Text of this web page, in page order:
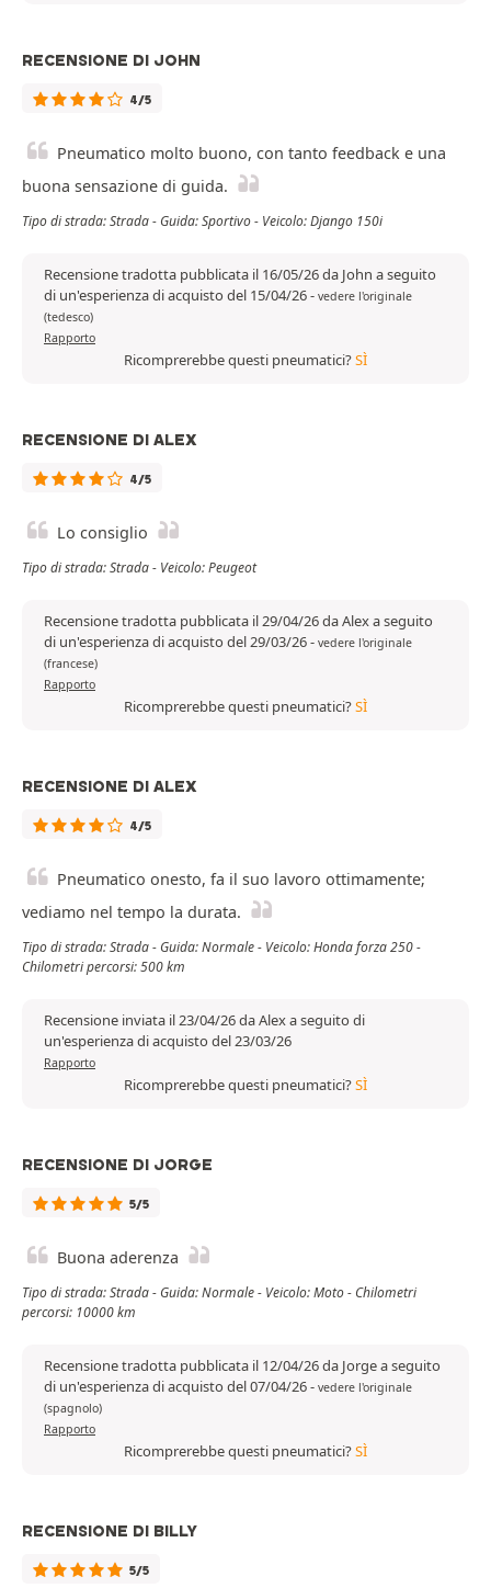
RECENSIONE DI JOHN
4/5
Pneumatico molto buono, con tanto feedback e una
buona sensazione di guida.
Tipo di strada: Strada - Guida: Sportivo - Veicolo: Django 150i
Recensione tradotta pubblicata il 16/05/26 da John a seguito
di un'esperienza di acquisto del 15/04/26- vedere l'originale
(tedesco)
Rapporto
Ricomprerebbe questi pneumatici?SÌ
RECENSIONE DI ALEX
4/5
Lo consiglio
Tipo di strada: Strada - Veicolo: Peugeot
Recensione tradotta pubblicata il 29/04/26 da Alex a seguito
di un'esperienza di acquisto del 29/03/26- vedere l'originale
(francese)
Rapporto
Ricomprerebbe questi pneumatici?SÌ
RECENSIONE DI ALEX
4/5
Pneumatico onesto, fa il suo lavoro ottimamente;
vediamo nel tempo la durata.
Tipo di strada: Strada - Guida: Normale - Veicolo: Honda forza 250 -
Chilometri percorsi: 500 km
Recensione inviata il 23/04/26 da Alex a seguito di
un'esperienza di acquisto del 23/03/26
Rapporto
Ricomprerebbe questi pneumatici?SÌ
RECENSIONE DI JORGE
5/5
Buona aderenza
Tipo di strada: Strada - Guida: Normale - Veicolo: Moto - Chilometri
percorsi: 10000 km
Recensione tradotta pubblicata il 12/04/26 da Jorge a seguito
di un'esperienza di acquisto del 07/04/26- vedere l'originale
(spagnolo)
Rapporto
Ricomprerebbe questi pneumatici?SÌ
RECENSIONE DI BILLY
5/5